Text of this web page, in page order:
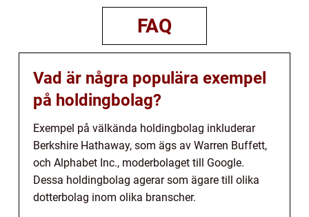
FAQ
Vad är några populära exempel
på holdingbolag?
Exempel på välkända holdingbolag inkluderar
Berkshire Hathaway, som ägs av Warren Buffett,
och Alphabet Inc., moderbolaget till Google.
Dessa holdingbolag agerar som ägare till olika
dotterbolag inom olika branscher.